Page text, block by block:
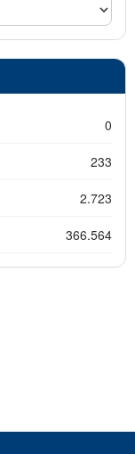
0
233
2.723
366.564